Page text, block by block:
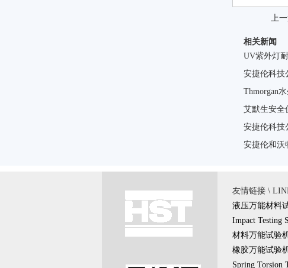
上
相关新闻
UV紫外灯
安捷伦科技
Thmorgan
艾默生安全
安捷伦科技
安捷伦和沃
友情链接 \
液压万能材料
Impact Testing
材料万能试验
橡胶万能试验
Spring Torsion